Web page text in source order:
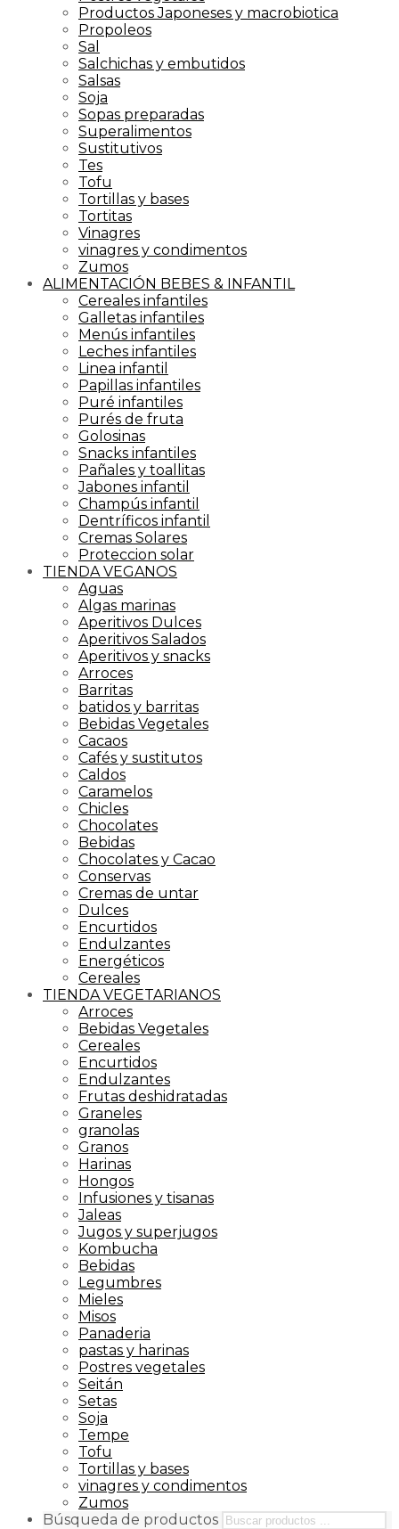
Productos Japoneses y macrobiotica
Propoleos
Sal
Salchichas y embutidos
Salsas
Soja
Sopas preparadas
Superalimentos
Sustitutivos
Tes
Tofu
Tortillas y bases
Tortitas
Vinagres
vinagres y condimentos
Zumos
ALIMENTACIÓN BEBES & INFANTIL
Cereales infantiles
Galletas infantiles
Menús infantiles
Leches infantiles
Linea infantil
Papillas infantiles
Puré infantiles
Purés de fruta
Golosinas
Snacks infantiles
Pañales y toallitas
Jabones infantil
Champús infantil
Dentríficos infantil
Cremas Solares
Proteccion solar
TIENDA VEGANOS
Aguas
Algas marinas
Aperitivos Dulces
Aperitivos Salados
Aperitivos y snacks
Arroces
Barritas
batidos y barritas
Bebidas Vegetales
Cacaos
Cafés y sustitutos
Caldos
Caramelos
Chicles
Chocolates
Bebidas
Chocolates y Cacao
Conservas
Cremas de untar
Dulces
Encurtidos
Endulzantes
Energéticos
Cereales
TIENDA VEGETARIANOS
Arroces
Bebidas Vegetales
Cereales
Encurtidos
Endulzantes
Frutas deshidratadas
Graneles
granolas
Granos
Harinas
Hongos
Infusiones y tisanas
Jaleas
Jugos y superjugos
Kombucha
Bebidas
Legumbres
Mieles
Misos
Panaderia
pastas y harinas
Postres vegetales
Seitán
Setas
Soja
Tempe
Tofu
Tortillas y bases
vinagres y condimentos
Zumos
Búsqueda de productos